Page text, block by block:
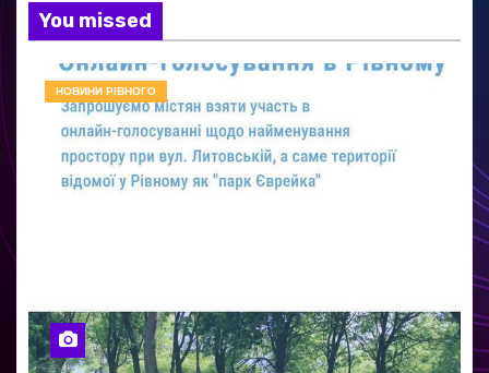
You missed
НОВИНИ РІВНОГО